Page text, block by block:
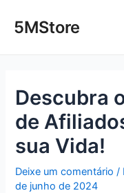
para5MStore
Descubra
de
sua Vida!
Deixe um comentário /
de junho de 2024
navigation